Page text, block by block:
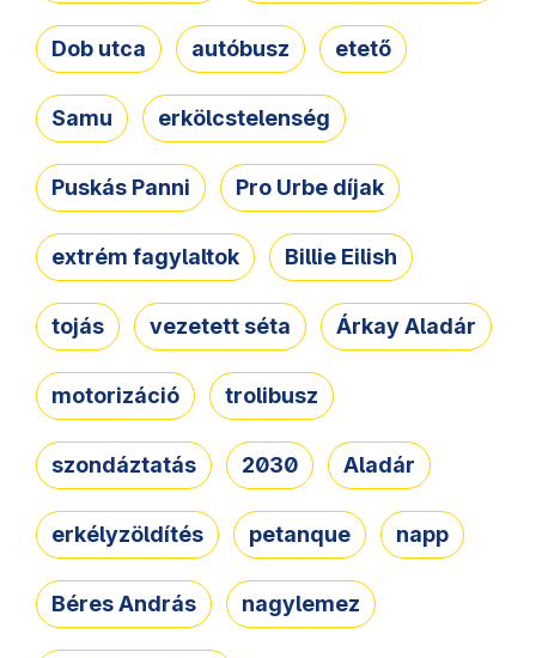
Dob utca autóbusz etető
Samu erkölcstelenség
Puskás Panni Pro Urbe díjak
extrém fagylaltok Billie Eilish
tojás vezetett séta Árkay Aladár
motorizáció trolibusz
szondáztatás 2030 Aladár
erkélyzöldítés petanque napp
Béres András nagylemez